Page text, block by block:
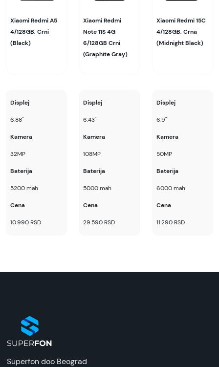
Xiaomi Redmi A5
4/128GB, Crni
(Black)
Xiaomi Redmi
Note 11S 4G
6/128GB Crni
(Graphite Gray)
Xiaomi Redmi 15C
4/128GB, Crna
(Midnight Black)
Displej
6.88"
Kamera
32MP
Baterija
5200 mah
Cena
10.990 RSD
Displej
6.43"
Kamera
108MP
Baterija
5000 mah
Cena
29.590 RSD
Displej
6.9"
Kamera
50MP
Baterija
6000 mah
Cena
11.290 RSD
Superfon doo Beograd